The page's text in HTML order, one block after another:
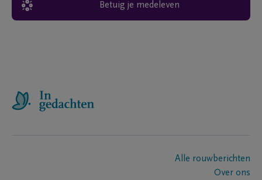
Betuig je medeleven
Alle rouwberichten
Over ons